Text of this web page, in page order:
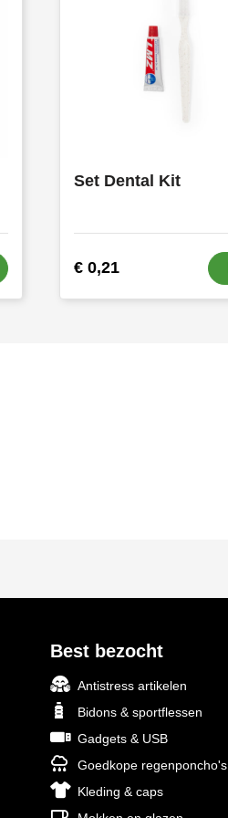
Set Dental Kit
€ 0,21
Best bezocht
Antistress artikelen
Bidons & sportflessen
Gadgets & USB
Goedkope regenponcho's
Kleding & caps